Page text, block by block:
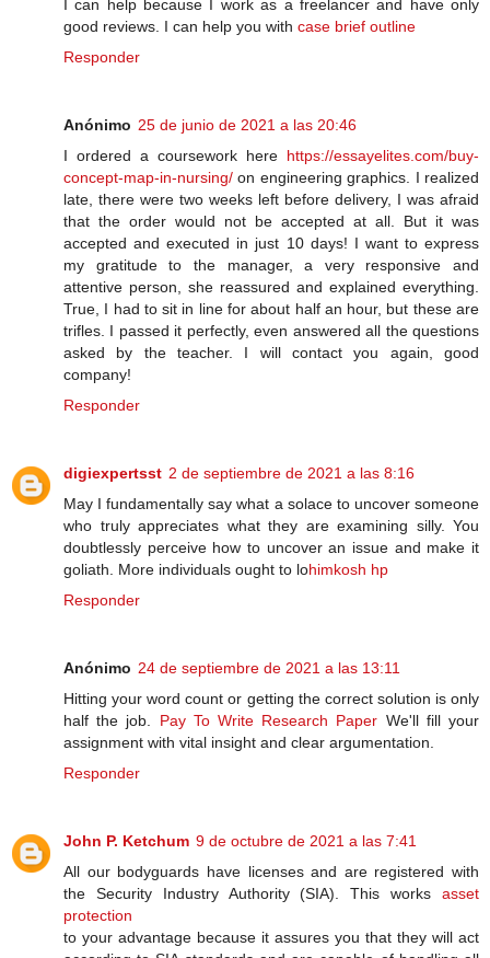
I can help because I work as a freelancer and have only
good reviews. I can help you with case brief outline
Responder
Anónimo 25 de junio de 2021 a las 20:46
I ordered a coursework here https://essayelites.com/buy-
concept-map-in-nursing/ on engineering graphics. I realized
late, there were two weeks left before delivery, I was afraid
that the order would not be accepted at all. But it was
accepted and executed in just 10 days! I want to express
my gratitude to the manager, a very responsive and
attentive person, she reassured and explained everything.
True, I had to sit in line for about half an hour, but these are
trifles. I passed it perfectly, even answered all the questions
asked by the teacher. I will contact you again, good
company!
Responder
digiexpertsst 2 de septiembre de 2021 a las 8:16
May I fundamentally say what a solace to uncover someone
who truly appreciates what they are examining silly. You
doubtlessly perceive how to uncover an issue and make it
goliath. More individuals ought to lohimkosh hp
Responder
Anónimo 24 de septiembre de 2021 a las 13:11
Hitting your word count or getting the correct solution is only
half the job. Pay To Write Research Paper We'll fill your
assignment with vital insight and clear argumentation.
Responder
John P. Ketchum 9 de octubre de 2021 a las 7:41
All our bodyguards have licenses and are registered with
the Security Industry Authority (SIA). This works asset
protection
to your advantage because it assures you that they will act